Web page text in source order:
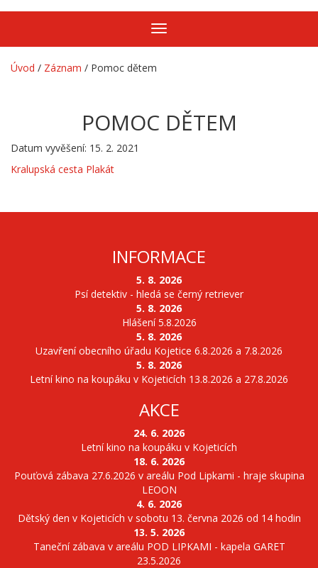
Zobrazit/skrýt
navigaci
Úvod / Záznam / Pomoc dětem
POMOC DĚTEM
Datum vyvěšení: 15. 2. 2021
Kralupská cesta Plakát
INFORMACE
5. 8. 2026
Psí detektiv - hledá se černý retriever
5. 8. 2026
Hlášení 5.8.2026
5. 8. 2026
Uzavření obecního úřadu Kojetice 6.8.2026 a 7.8.2026
5. 8. 2026
Letní kino na koupáku v Kojeticích 13.8.2026 a 27.8.2026
AKCE
24. 6. 2026
Letní kino na koupáku v Kojeticích
18. 6. 2026
Pouťová zábava 27.6.2026 v areálu Pod Lipkami - hraje skupina
LEOON
4. 6. 2026
Dětský den v Kojeticích v sobotu 13. června 2026 od 14 hodin
13. 5. 2026
Taneční zábava v areálu POD LIPKAMI - kapela GARET
23.5.2026